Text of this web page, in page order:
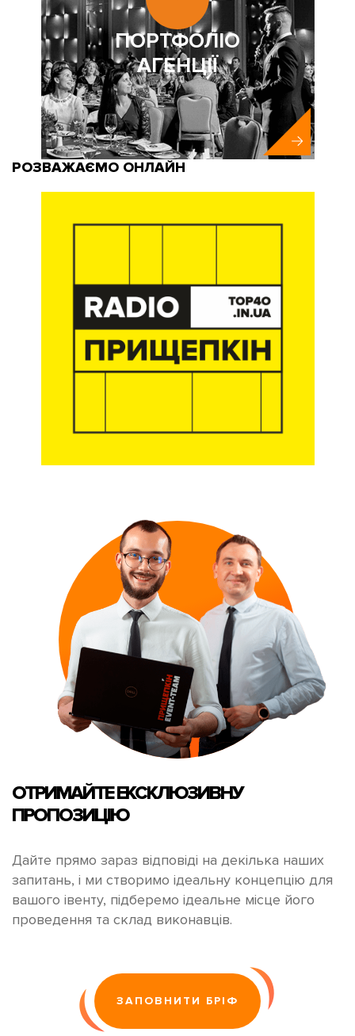
ПОРТФОЛІО
АГЕНЦІЇ
РОЗВАЖАЄМО ОНЛАЙН
ОТРИМАЙТЕЕКСКЛЮЗИВНУ
ПРОПОЗИЦІЮ
Дайте прямо зараз відповіді на декілька наших
запитань, і ми створимо ідеальну концепцію для
вашого івенту, підберемо ідеальне місце його
проведення та склад виконавців.
ЗАПОВНИТИ БРІФ